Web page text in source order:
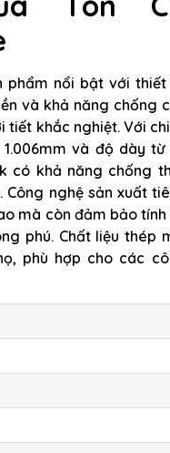
phẩm nổi bật với
và khả năng chống
tiết khắc nghiệt. Với
và độ dày từ
có khả năng chống
Công nghệ sản xuất
mà còn đảm bảo
phú. Chất liệu thép
phù hợp cho các